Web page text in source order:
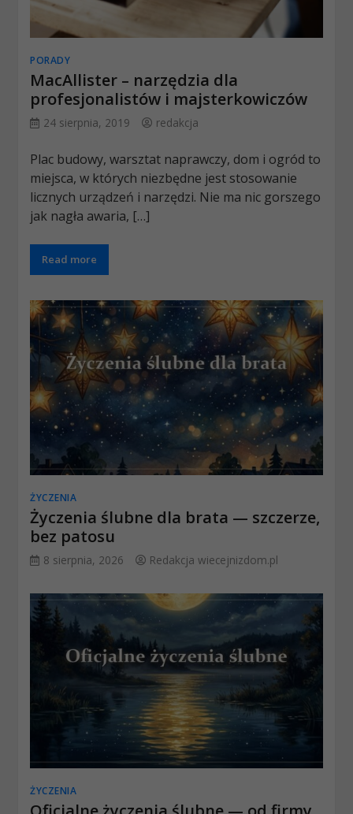
PORADY
MacAllister – narzędzia dla
profesjonalistów i majsterkowiczów
24 sierpnia, 2019 redakcja
Plac budowy, warsztat naprawczy, dom i ogród to
miejsca, w których niezbędne jest stosowanie
licznych urządzeń i narzędzi. Nie ma nic gorszego
jak nagła awaria, […]
Read more
ŻYCZENIA
Życzenia ślubne dla brata — szczerze,
bez patosu
8 sierpnia, 2026 Redakcja wiecejnizdom.pl
ŻYCZENIA